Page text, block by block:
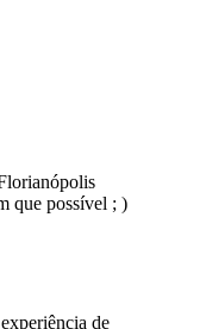
que possível ; )
de